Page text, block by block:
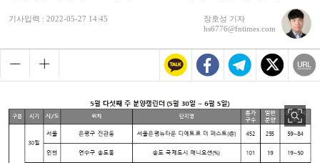
기사입력 : 2022-05-27 14:45
장호성 기자
hs6776@fntimes.com